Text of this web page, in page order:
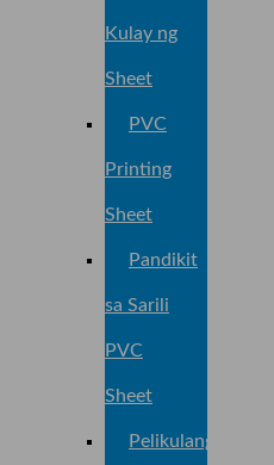
Kulay ng
Sheet
PVC
Printing
Sheet
Pandikit
sa Sarili
PVC
Sheet
Pelikulang